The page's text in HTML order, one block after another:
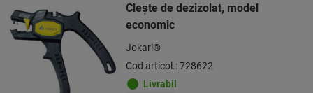
Cleşte de dezizolat, model
economic
Jokari®
Cod articol.: 728622
Livrabil